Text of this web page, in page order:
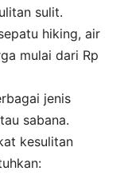
sulit.
hiking, air
mulai dari Rp
jenis
sabana.
kesulitan